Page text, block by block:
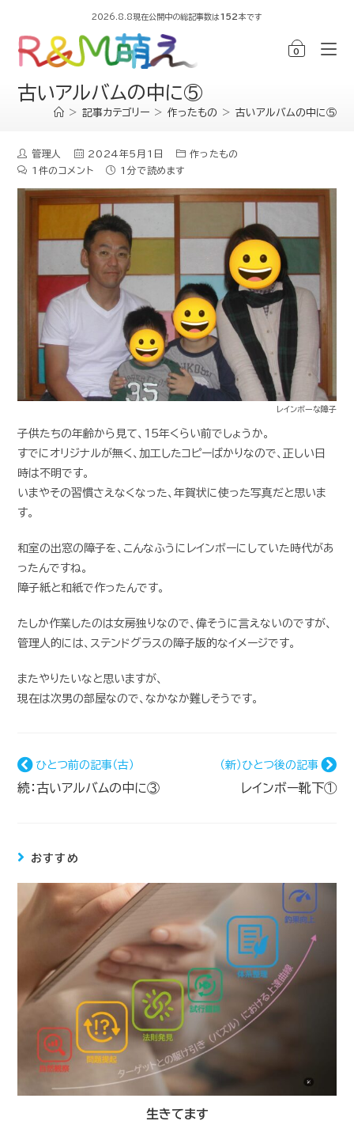
2026.8.8現在公開中の総記事数は 152 本です
0
古いアルバムの中に⑤
> 記事カテゴリー > 作ったもの > 古いアルバムの中に⑤
管理人 2024年5月1日
作ったもの
1件のコメント
1分で読めます
レインボーな障子
子供たちの年齢から見て、15年くらい前でしょうか。
すでにオリジナルが無く、加工したコピーばかりなので、正しい日
時は不明です。
いまやその習慣さえなくなった、年賀状に使った写真だと思いま
す。
和室の出窓の障子を、こんなふうにレインボーにしていた時代があ
ったんですね。
障子紙と和紙で作ったんです。
たしか作業したのは女房独りなので、偉そうに言えないのですが、
管理人的には、ステンドグラスの障子版的なイメージです。
またやりたいなと思いますが、
現在は次男の部屋なので、なかなか難しそうです。
ひとつ前の記事（古）
続：古いアルバムの中に③
（新）ひとつ後の記事
レインボー靴下①
おすすめ
生きてます